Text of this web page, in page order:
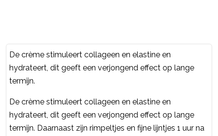
De crème stimuleert collageen en elastine en
hydrateert, dit geeft een verjongend effect op lange
termijn.
De crème stimuleert collageen en elastine en
hydrateert, dit geeft een verjongend effect op lange
termijn. Daarnaast zijn rimpeltjes en fijne lijntjes 1 uur na